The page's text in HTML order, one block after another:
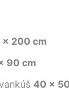
× 200 cm
90 cm
40 ×